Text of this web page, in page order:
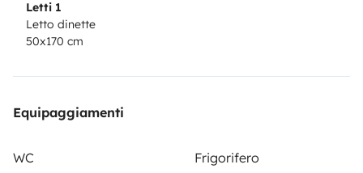
completamente biodegradabili e non nocivi per
l’ambiente. È presente un fornello da campeggio a 2
montabile all’interno.
Letti 1
Letto dinette
50x170 cm
Equipaggiamenti
WC
Frigorifero